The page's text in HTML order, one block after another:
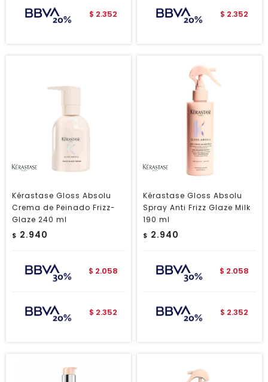
$ 2.352 $ 2.352
Kérastase Gloss Absolu
Crema de Peinado Frizz-
Glaze 240 ml
$ 2.940
$ 2.058
$ 2.352
Kérastase Gloss Absolu
Spray Anti Frizz Glaze Milk
190 ml
$ 2.940
$ 2.058
$ 2.352